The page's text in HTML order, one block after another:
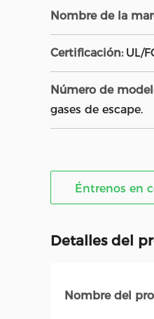
Nombre de la
Certificación: UL/
Número de
gases de escape.
Éntrenos en
Detalles del
Nombre del